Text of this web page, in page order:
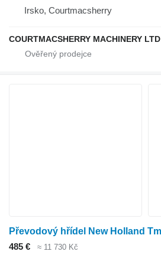
Irsko, Courtmacsherry
COURTMACSHERRY MACHINERY LTD
485 € ≈ 11 730 Kč